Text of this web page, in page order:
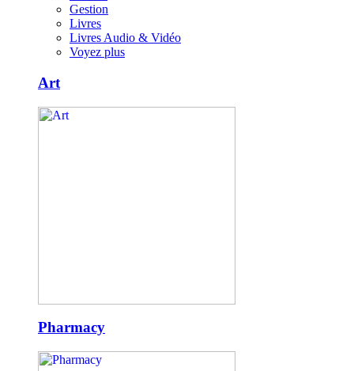
Gestion
Livres
Livres Audio & Vidéo
Voyez plus
Art
Pharmacy